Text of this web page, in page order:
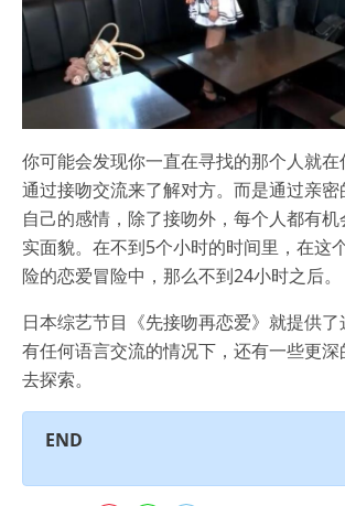
你可能会发现你一直在寻找的那个人就
通过接吻交流来了解对方。而是通过亲
自己的感情，除了接吻外，每个人都有
实面貌。在不到5个小时的时间里，在这
险的恋爱冒险中，那么不到24小时之后。
日本综艺节目《先接吻再恋爱》就提供
有任何语言交流的情况下，还有一些更
去探索。
END